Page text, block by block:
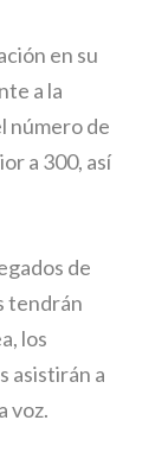
en su
a la
número de
a 300, así
de
tendrán
los
asistirán a
voz.